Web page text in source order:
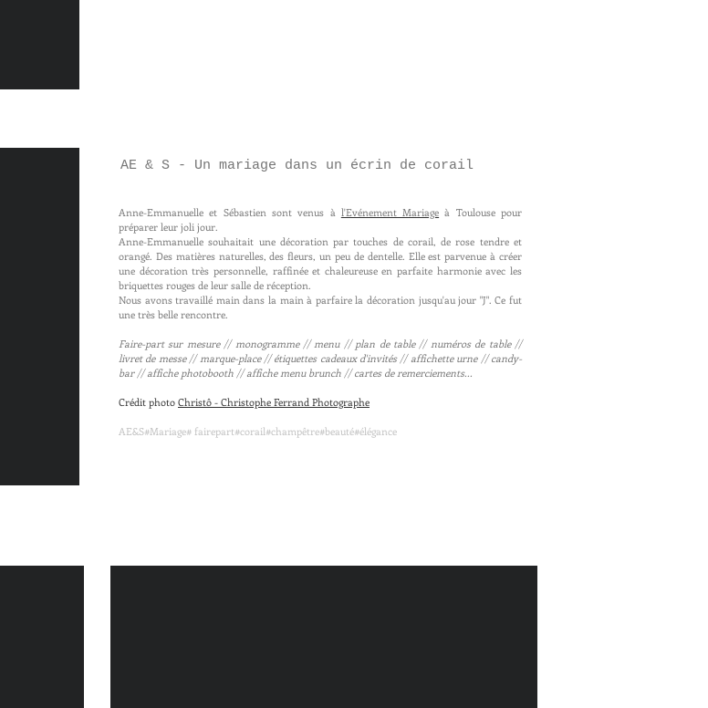
AE & S - Un mariage dans un écrin de corail
Anne-Emmanuelle et Sébastien sont venus à l'Evénement Mariage à Toulouse pour
préparer leur joli jour.
Anne-Emmanuelle souhaitait une décoration par touches de corail, de rose tendre et
orangé. Des matières naturelles, des fleurs, un peu de dentelle. Elle est parvenue à créer
une décoration très personnelle, raffinée et chaleureuse en parfaite harmonie avec les
briquettes rouges de leur salle de réception.
Nous avons travaillé main dans la main à parfaire la décoration jusqu'au jour "J". Ce fut
une très belle rencontre.
Faire-part sur mesure // monogramme // menu // plan de table // numéros de table //
livret de messe // marque-place // étiquettes cadeaux d'invités // affichette urne // candy-
bar // affiche photobooth // affiche menu brunch // cartes de remerciements...
Crédit photo Christô - Christophe Ferrand Photographe
AE&S#Mariage# fairepart#corail#champêtre#beauté#élégance